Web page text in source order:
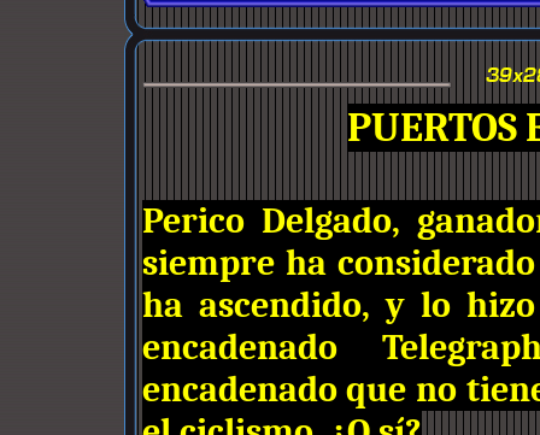
PUERTOS
Perico Delgado,
siempre ha
ha ascendido, y lo
encadenado
encadenado que no